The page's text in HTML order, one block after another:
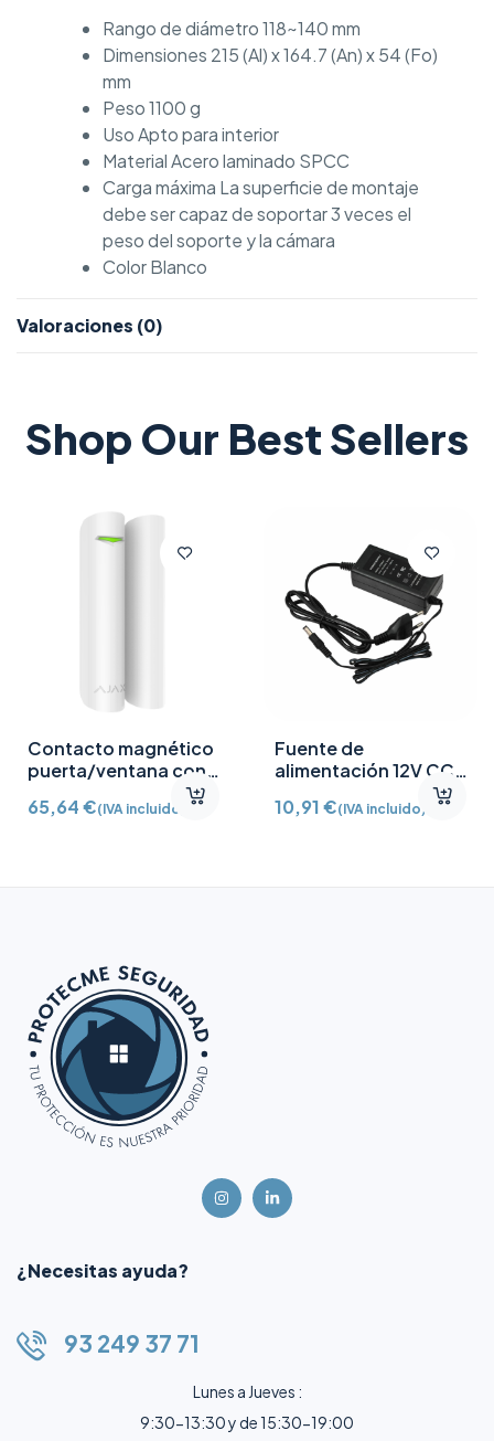
Rango de diámetro 118~140 mm
Dimensiones 215 (Al) x 164.7 (An) x 54 (Fo)
mm
Peso 1100 g
Uso Apto para interior
Material Acero laminado SPCC
Carga máxima La superficie de montaje
debe ser capaz de soportar 3 veces el
peso del soporte y la cámara
Color Blanco
Valoraciones (0)
Shop Our Best Sellers
Contacto magnético
puerta/ventana con
Detector vibración e
inclinación AJ-
65,64€(IVA incluido)
Fuente de
alimentación 12V CC
10,91€(IVA incluido)
¿Necesitas ayuda?
93 249 37 71
Lunes a Jueves :
9:30-13:30 y de 15:30-19:00